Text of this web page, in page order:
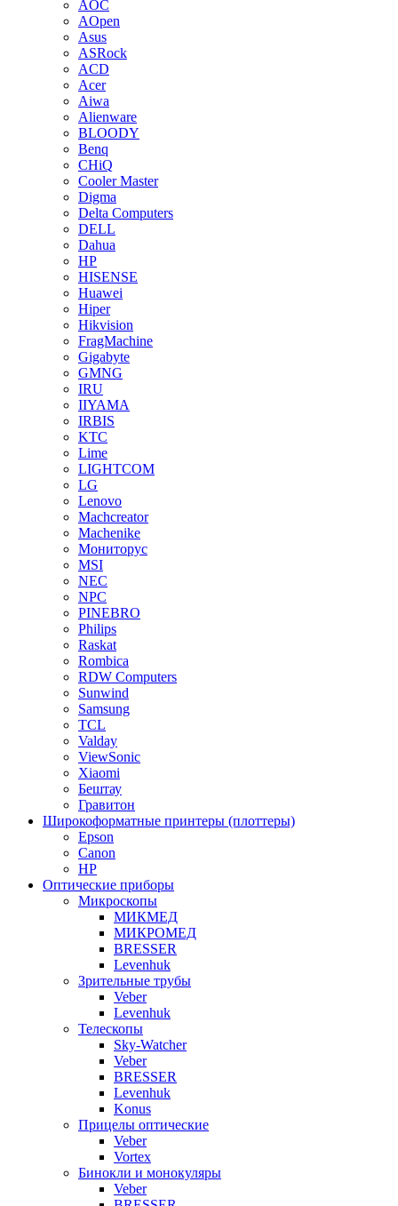
AOC
AOpen
Asus
ASRock
ACD
Acer
Aiwa
Alienware
BLOODY
Benq
CHiQ
Cooler Master
Digma
Delta Computers
DELL
Dahua
HP
HISENSE
Huawei
Hiper
Hikvision
FragMachine
Gigabyte
GMNG
IRU
IIYAMA
IRBIS
KTC
Lime
LIGHTCOM
LG
Lenovo
Machcreator
Machenike
Мониторус
MSI
NEC
NPC
PINEBRO
Philips
Raskat
Rombica
RDW Computers
Sunwind
Samsung
TCL
Valday
ViewSonic
Xiaomi
Бештау
Гравитон
Широкоформатные принтеры (плоттеры)
Epson
Canon
HP
Оптические приборы
Микроскопы
МИКМЕД
МИКРОМЕД
BRESSER
Levenhuk
Зрительные трубы
Veber
Levenhuk
Телескопы
Sky-Watcher
Veber
BRESSER
Levenhuk
Konus
Прицелы оптические
Veber
Vortex
Бинокли и монокуляры
Veber